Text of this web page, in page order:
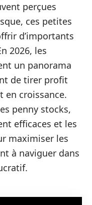
perçues
ces petites
d’importants
2026, les
un panorama
de tirer profit
en croissance.
penny stocks,
efficaces et les
maximiser les
à naviguer dans